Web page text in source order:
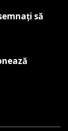
să